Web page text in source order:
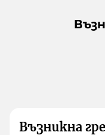
Възникна